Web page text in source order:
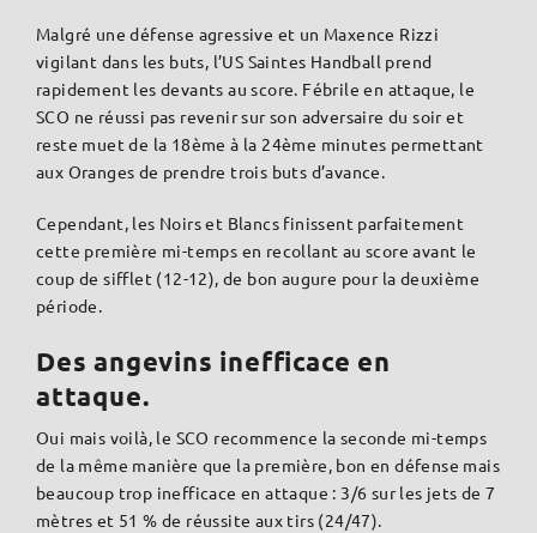
Malgré une défense agressive et un Maxence Rizzi
vigilant dans les buts, l’US Saintes Handball prend
rapidement les devants au score. Fébrile en attaque, le
SCO ne réussi pas revenir sur son adversaire du soir et
reste muet de la 18ème à la 24ème minutes permettant
aux Oranges de prendre trois buts d’avance.
Cependant, les Noirs et Blancs finissent parfaitement
cette première mi-temps en recollant au score avant le
coup de sifflet (12-12), de bon augure pour la deuxième
période.
Des angevins inefficace en
attaque.
Oui mais voilà, le SCO recommence la seconde mi-temps
de la même manière que la première, bon en défense mais
beaucoup trop inefficace en attaque : 3/6 sur les jets de 7
mètres et 51 % de réussite aux tirs (24/47).